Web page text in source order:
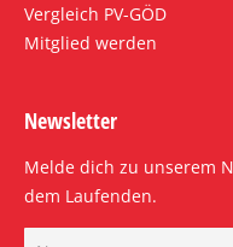
Vergleich PV-GÖD
Mitglied werden
Newsletter
Melde dich zu unserem
dem Laufenden.